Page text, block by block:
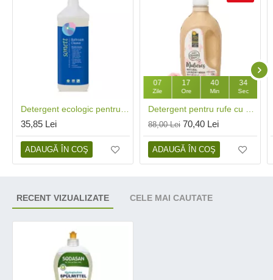
35,85 Lei
ADAUGĂ ÎN COŞ
07
Zile
17
Ore
40
Min
33
Sec
88,00 Lei 70,40 Lei
ADAUGĂ ÎN COŞ
RECENT VIZUALIZATE CELE MAI CAUTATE